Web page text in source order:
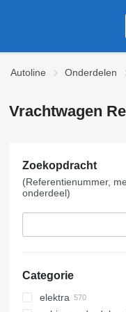
Autoline Onderdelen
Vrachtwagen
Zoekopdracht
(Referentienummer,
onderdeel)
Categorie
elektra